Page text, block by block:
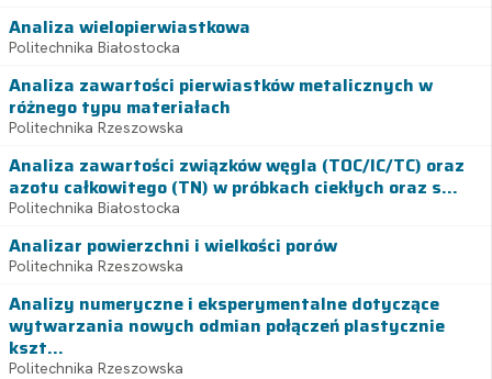
Analiza wielopierwiastkowa
Politechnika Białostocka
Analiza zawartości pierwiastków metalicznych w
różnego typu materiałach
Politechnika Rzeszowska
Analiza zawartości związków węgla (TOC/IC/TC) oraz
azotu całkowitego (TN) w próbkach ciekłych oraz s...
Politechnika Białostocka
Analizar powierzchni i wielkości porów
Politechnika Rzeszowska
Analizy numeryczne i eksperymentalne dotyczące
wytwarzania nowych odmian połączeń plastycznie
kszt...
Politechnika Rzeszowska